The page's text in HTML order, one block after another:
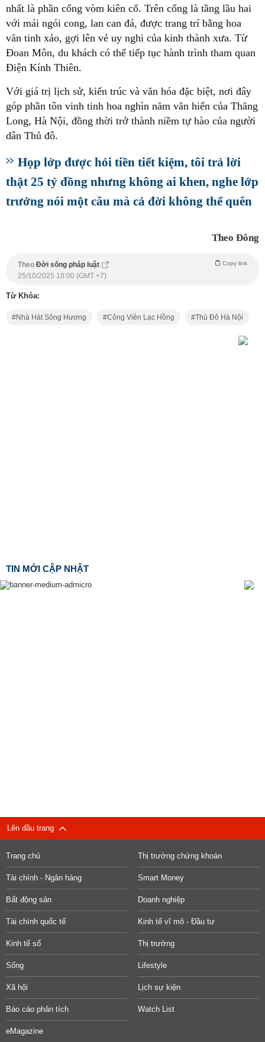
nhất là phần cổng vòm kiên cố. Trên cổng là tầng lầu hai
với mái ngói cong, lan can đá, được trang trí bằng hoa
văn tinh xảo, gợi lên vẻ uy nghi của kinh thành xưa. Từ
Đoan Môn, du khách có thể tiếp tục hành trình tham quan
Điện Kính Thiên.
Với giá trị lịch sử, kiến trúc và văn hóa đặc biệt, nơi đây
góp phần tôn vinh tinh hoa nghìn năm văn hiến của Thăng
Long, Hà Nội, đồng thời trở thành niềm tự hào của người
dân Thủ đô.
Họp lớp được hỏi tiền tiết kiệm, tôi trả lời
thật 25 tỷ đồng nhưng không ai khen, nghe lớp
trưởng nói một câu mà cả đời không thể quên
Theo Đông
Theo Đời sống pháp luật Copy link
25/10/2025 18:00 (GMT +7)
Từ Khóa:
Nhà Hát Sông Hương Công Viên Lạc Hồng Thủ Đô Hà Nội
TIN MỚI CẬP NHẬT
Lên đầu trang
Trang chủ Thị trường chứng khoán
Tài chính - Ngân hàng Smart Money
Bất động sản Doanh nghiệp
Tài chính quốc tế Kinh tế vĩ mô - Đầu tư
Kinh tế số Thị trường
Sống Lifestyle
Xã hội Lịch sự kiện
Báo cáo phân tích Watch List
eMagazine